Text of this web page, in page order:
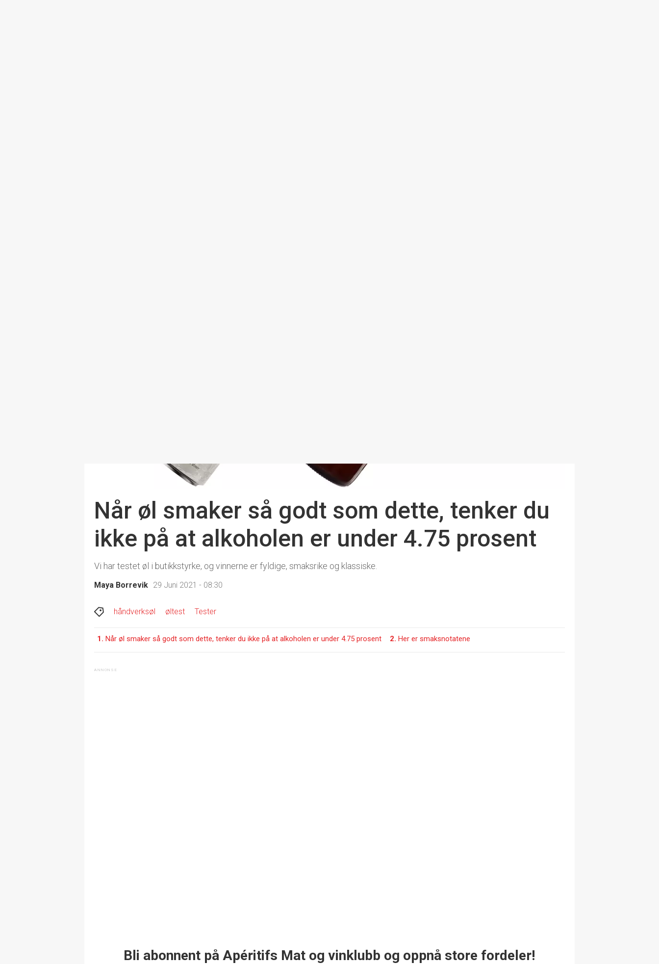
Når øl smaker så godt som dette, tenker du
ikke på at alkoholen er under 4.75 prosent
Vi har testet øl i butikkstyrke, og vinnerne er fyldige, smaksrike og klassiske.
Maya Borrevik 29 Juni 2021 - 08:30
håndverksøl øltest Tester
1. Når øl smaker så godt som dette, tenker du ikke på at alkoholen er under 4.75 prosent 2. Her er smaksnotatene
Bli abonnent på Apéritifs Mat og vinklubb og oppnå store fordeler!